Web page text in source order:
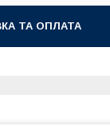
ТА ОПЛАТА